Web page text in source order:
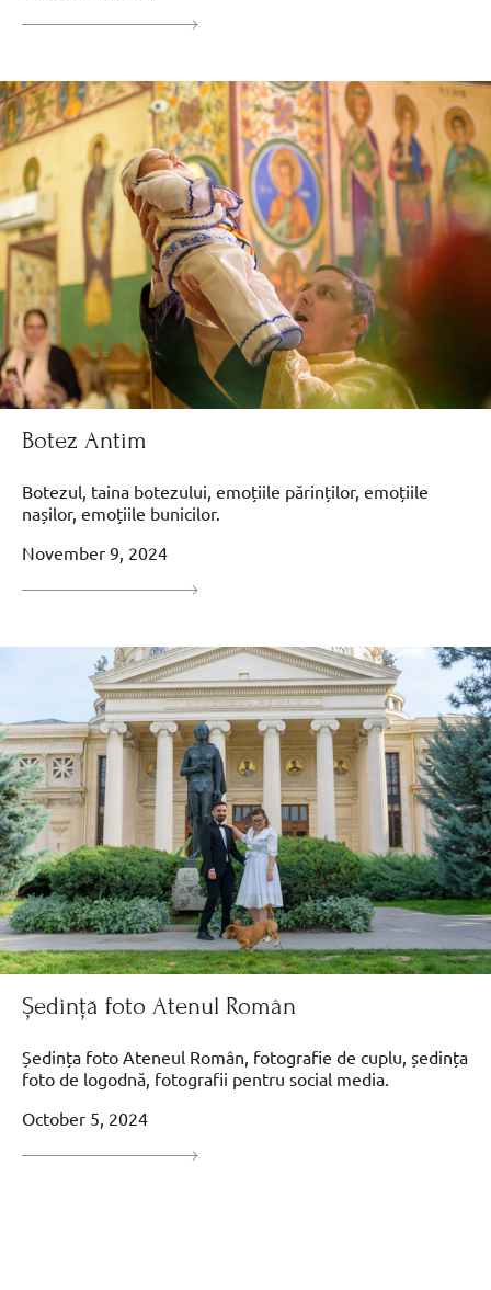
Botez Antim
Botezul, taina botezului, emoțiile părinților, emoțiile
nașilor, emoțiile bunicilor.
November 9, 2024
Ședință foto Atenul Român
Ședința foto Ateneul Român, fotografie de cuplu, ședința
foto de logodnă, fotografii pentru social media.
October 5, 2024